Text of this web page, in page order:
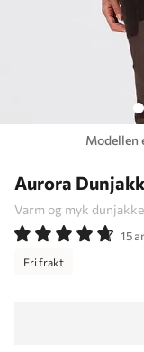
Modellen
Aurora
Varm og myk
15
Fri frakt